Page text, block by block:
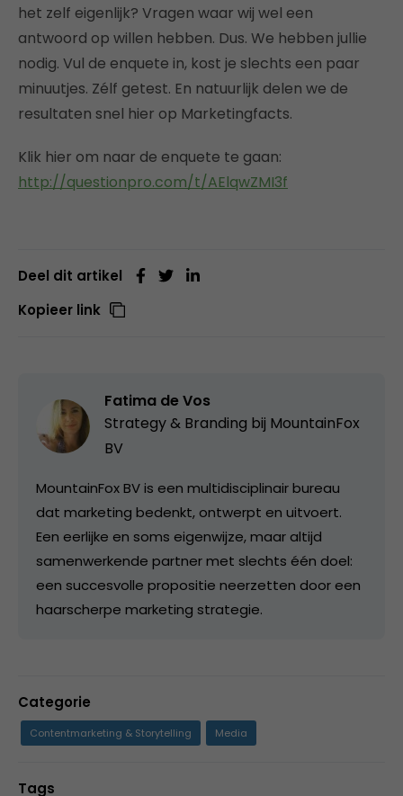
het zelf eigenlijk? Vragen waar wij wel een
antwoord op willen hebben. Dus. We hebben jullie
nodig. Vul de enquete in, kost je slechts een paar
minuutjes. Zélf getest. En natuurlijk delen we de
resultaten snel hier op Marketingfacts.
Klik hier om naar de enquete te gaan:
http://questionpro.com/t/AElqwZMI3f
Deel dit artikel
Kopieer link
Fatima de Vos
Strategy & Branding bij MountainFox
BV
MountainFox BV is een multidisciplinair bureau
dat marketing bedenkt, ontwerpt en uitvoert.
Een eerlijke en soms eigenwijze, maar altijd
samenwerkende partner met slechts één doel:
een succesvolle propositie neerzetten door een
haarscherpe marketing strategie.
Categorie
Contentmarketing & Storytelling Media
Tags